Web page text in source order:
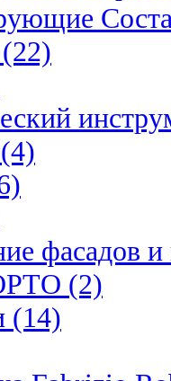
фасадов и
(2)
(14)